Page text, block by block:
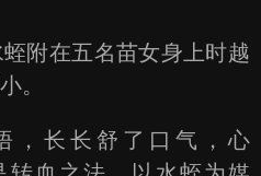
在五名苗女身上时越
。
长长舒了口气，心